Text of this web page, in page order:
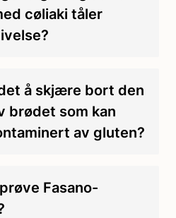
cøliaki tåler
å skjære bort den
brødet som kan
av gluten?
Fasano-